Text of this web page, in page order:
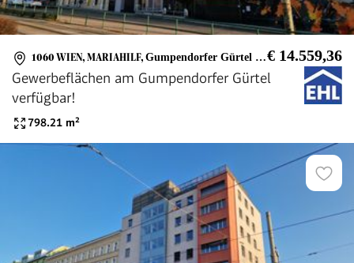
1060 WIEN, MARIAHILF, Gumpendorfer Gürtel 2B € 14.559,36
Gewerbeflächen am Gumpendorfer Gürtel
verfügbar!
798.21 m²